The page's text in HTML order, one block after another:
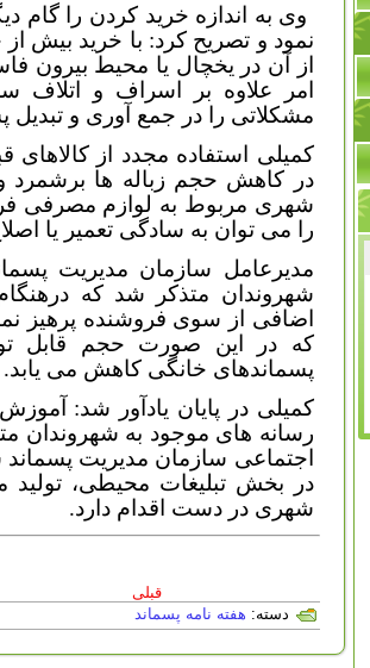
وی به اندازه خرید کردن را گام
نمود و تصریح کرد: با خرید بیش
از آن در یخچال یا محیط بیرون
امر علاوه بر اسراف و اتلاف
مشکلاتی را در جمع آوری و تبدیل
کمیلی استفاده مجدد از
در کاهش حجم زباله ها برشمرد
شهری مربوط به لوازم مصرفی
را می توان به سادگی تعمیر یا
مدیرعامل سازمان مدیریت
شهروندان متذکر شد که
اضافی از سوی فروشنده پرهیز
که در این صورت حجم قابل
پسماندهای خانگی کاهش می یابد.
کمیلی در پایان یادآور شد:
رسانه های موجود به شهروندان
اجتماعی سازمان مدیریت پسماند
در بخش تبلیغات محیطی،
شهری در دست اقدام دارد.
قبلی
دسته: هفته نامه پسماند